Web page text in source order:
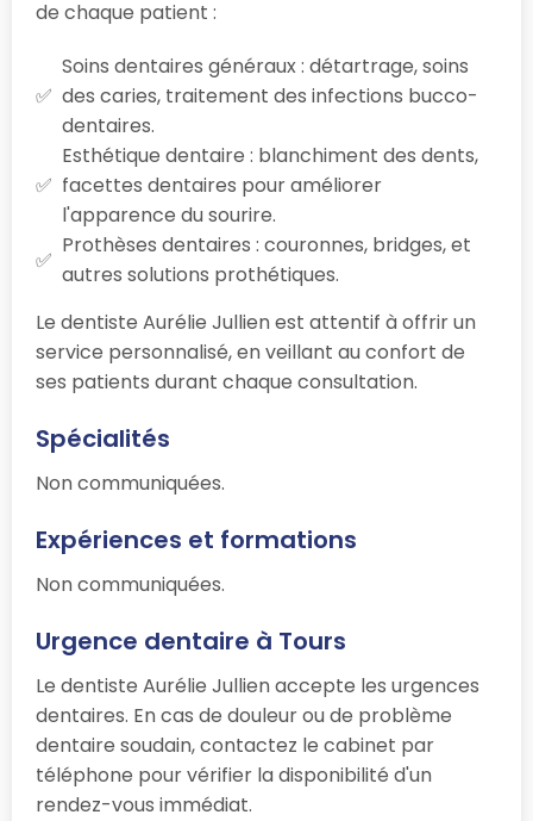
de chaque patient :
Soins dentaires généraux : détartrage, soins
des caries, traitement des infections bucco-
dentaires.
Esthétique dentaire : blanchiment des dents,
facettes dentaires pour améliorer
l'apparence du sourire.
Prothèses dentaires : couronnes, bridges, et
autres solutions prothétiques.
Le dentiste Aurélie Jullien est attentif à offrir un
service personnalisé, en veillant au confort de
ses patients durant chaque consultation.
Spécialités
Non communiquées.
Expériences et formations
Non communiquées.
Urgence dentaire à Tours
Le dentiste Aurélie Jullien accepte les urgences
dentaires. En cas de douleur ou de problème
dentaire soudain, contactez le cabinet par
téléphone pour vérifier la disponibilité d'un
rendez-vous immédiat.